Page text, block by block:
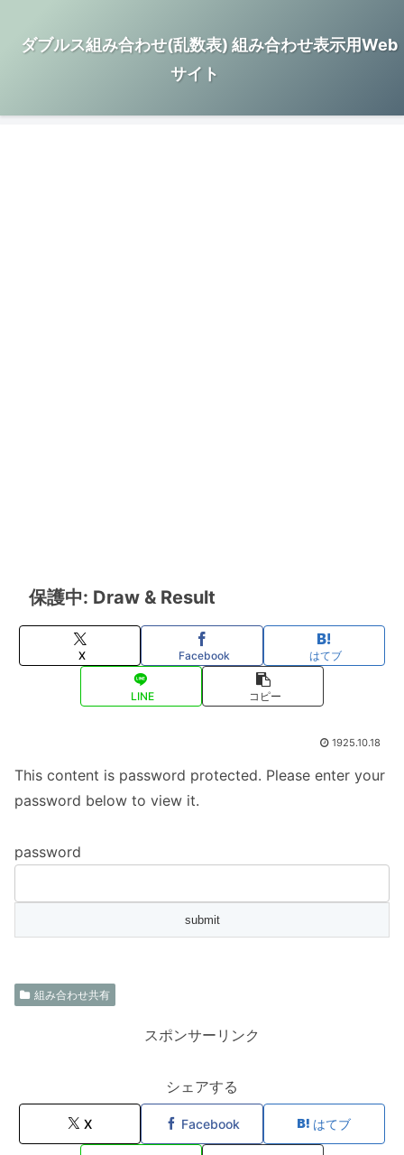
ダブルス組み合わせ(乱数表) 組み合わせ表示用Web
サイト
保護中: Draw & Result
X Facebook はてブ
LINE コピー
1925.10.18
This content is password protected. Please enter your
password below to view it.
password
組み合わせ共有
スポンサーリンク
シェアする
X Facebook はてブ